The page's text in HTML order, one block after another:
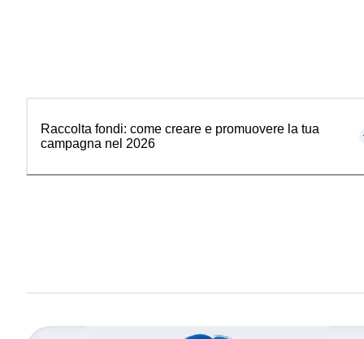
Raccolta fondi: come creare e promuovere la tua
campagna nel 2026